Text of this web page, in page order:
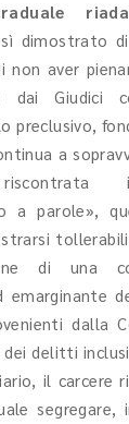
dimostrato
non aver
dai Giudici
preclusivo,
a
a parole»,
di una
emarginante
dalla
dei delitti
il carcere
segregare,